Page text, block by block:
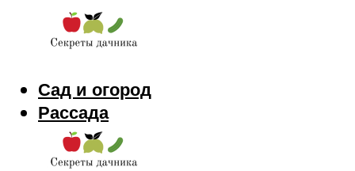
Сад и огород
Рассада
Цветы
Заготовки